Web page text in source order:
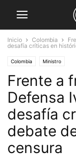
Inicio Colombia
desafía críticas en
Colombia Ministro
Frente a
Defensa
desafía
debate
censura